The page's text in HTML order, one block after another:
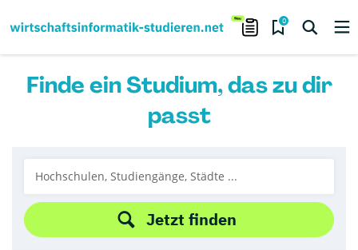
0
Finde ein Studium, das zu dir
passt
Jetzt finden